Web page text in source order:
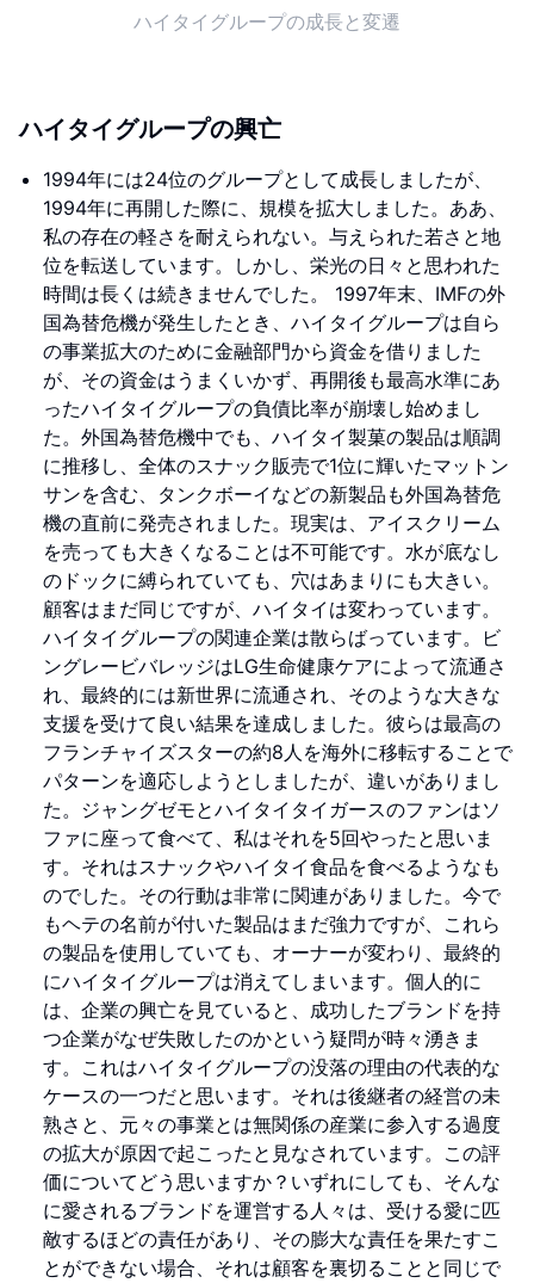
ハイタイグループの成長と変遷
ハイタイグループの興亡
1994年には24位のグループとして成長しましたが、
1994年に再開した際に、規模を拡大しました。ああ、
私の存在の軽さを耐えられない。与えられた若さと地
位を転送しています。しかし、栄光の日々と思われた
時間は長くは続きませんでした。 1997年末、IMFの外
国為替危機が発生したとき、ハイタイグループは自ら
の事業拡大のために金融部門から資金を借りました
が、その資金はうまくいかず、再開後も最高水準にあ
ったハイタイグループの負債比率が崩壊し始めまし
た。外国為替危機中でも、ハイタイ製菓の製品は順調
に推移し、全体のスナック販売で1位に輝いたマットン
サンを含む、タンクボーイなどの新製品も外国為替危
機の直前に発売されました。現実は、アイスクリーム
を売っても大きくなることは不可能です。水が底なし
のドックに縛られていても、穴はあまりにも大きい。
顧客はまだ同じですが、ハイタイは変わっています。
ハイタイグループの関連企業は散らばっています。ビ
ングレービバレッジはLG生命健康ケアによって流通さ
れ、最終的には新世界に流通され、そのような大きな
支援を受けて良い結果を達成しました。彼らは最高の
フランチャイズスターの約8人を海外に移転することで
パターンを適応しようとしましたが、違いがありまし
た。ジャングゼモとハイタイタイガースのファンはソ
ファに座って食べて、私はそれを5回やったと思いま
す。それはスナックやハイタイ食品を食べるようなも
のでした。その行動は非常に関連がありました。今で
もヘテの名前が付いた製品はまだ強力ですが、これら
の製品を使用していても、オーナーが変わり、最終的
にハイタイグループは消えてしまいます。個人的に
は、企業の興亡を見ていると、成功したブランドを持
つ企業がなぜ失敗したのかという疑問が時々湧きま
す。これはハイタイグループの没落の理由の代表的な
ケースの一つだと思います。それは後継者の経営の未
熟さと、元々の事業とは無関係の産業に参入する過度
の拡大が原因で起こったと見なされています。この評
価についてどう思いますか？いずれにしても、そんな
に愛されるブランドを運営する人々は、受ける愛に匹
敵するほどの責任があり、その膨大な責任を果たすこ
とができない場合、それは顧客を裏切ることと同じで